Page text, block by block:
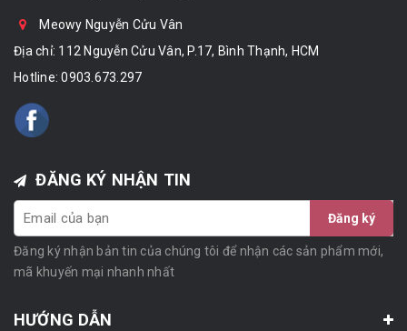
Meowy Nguyễn Cửu Vân
Địa chỉ: 112 Nguyễn Cửu Vân, P.17, Bình Thạnh, HCM
Hotline:0903.673.297
ĐĂNG KÝ NHẬN TIN
Đăng ký
Đăng ký nhận bản tin của chúng tôi để nhận các sản phẩm mới,
mã khuyến mại nhanh nhất
HƯỚNG DẪN